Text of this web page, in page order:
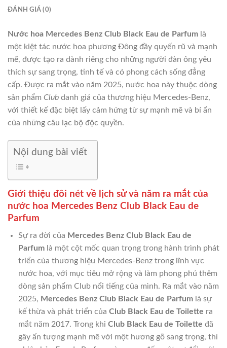
ĐÁNH GIÁ (0)
Nước hoa Mercedes Benz Club Black Eau de Parfum là
một kiệt tác nước hoa phương Đông đầy quyến rũ và mạnh
mẽ, được tạo ra dành riêng cho những người đàn ông yêu
thích sự sang trọng, tinh tế và có phong cách sống đẳng
cấp. Được ra mắt vào năm 2025, nước hoa này thuộc dòng
sản phẩm Club danh giá của thương hiệu Mercedes-Benz,
với thiết kế đặc biệt lấy cảm hứng từ sự mạnh mẽ và bí ẩn
của những câu lạc bộ độc quyền.
Nội dung bài viết
Giới thiệu đôi nét về lịch sử và năm ra mắt của
nước hoa Mercedes Benz Club Black Eau de
Parfum
Sự ra đời của Mercedes Benz Club Black Eau de
Parfumlà một cột mốc quan trọng trong hành trình phát
triển của thương hiệu Mercedes-Benz trong lĩnh vực
nước hoa, với mục tiêu mở rộng và làm phong phú thêm
dòng sản phẩm Club nổi tiếng của mình. Ra mắt vào năm
2025, Mercedes Benz Club Black Eau de Parfumlà sự
kế thừa và phát triển của Club Black Eau de Toilette ra
mắt năm 2017. Trong khi Club Black Eau de Toilette đã
gây ấn tượng mạnh mẽ với một hương gỗ sang trọng, thì